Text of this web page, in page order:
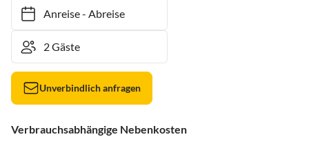
Anreise- Abreise
Unverbindlich anfragen
Verbrauchsabhängige Nebenkosten